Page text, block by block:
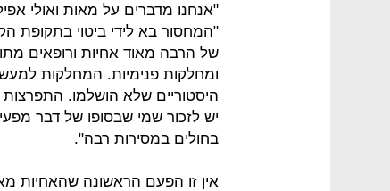
"אנחנו מדברים על מאות ואולי
"המחסור בא לידי ביטוי בתקופת
של הרבה מאוד אחיות ורופאים
ומחלקות פנימיות. המחלקות
היסטוריים שלא הושלמו.
יש לזכור שמי שבסופו של דבר
בחולים במסירות רבה".
אין זו הפעם הראשונה שהאחיות